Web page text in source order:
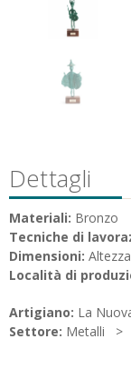
Dettagli
Materiali: Bronzo
Tecniche di
Dimensioni:
Località di
Artigiano: La
Settore: Metalli